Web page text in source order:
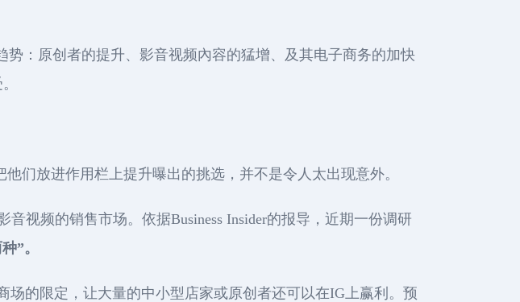
：原创者的提升、影音视频內容的猛增、及其电子商务的加快
们放进作用栏上提升曝出的挑选，并不是令人太出现意外。
视频的销售市场。依据Business Insider的报导，近期一份调研
”。
的限定，让大量的中小型店家或原创者还可以在IG上赢利。预